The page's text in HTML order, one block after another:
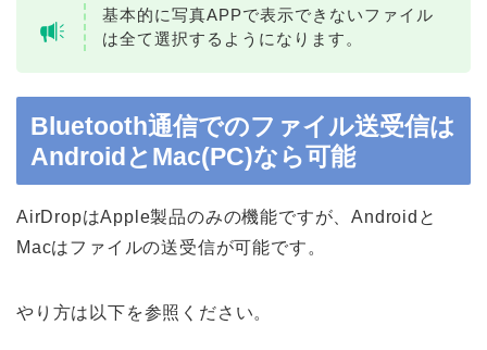
基本的に写真APPで表示できないファイル
は全て選択するようになります。
Bluetooth通信でのファイル送受信は
AndroidとMac(PC)なら可能
AirDropはApple製品のみの機能ですが、Androidと
Macはファイルの送受信が可能です。
やり方は以下を参照ください。